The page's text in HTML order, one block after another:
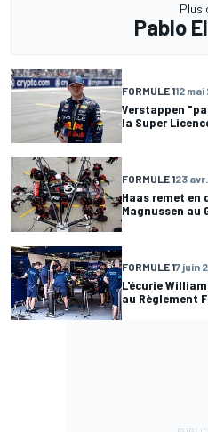
Plus
Pablo
FORMULE 112 mai
Verstappen
la Super
FORMULE 123
Haas remet
Magnussen au
FORMULE 17 juin
L'écurie
au Règlement